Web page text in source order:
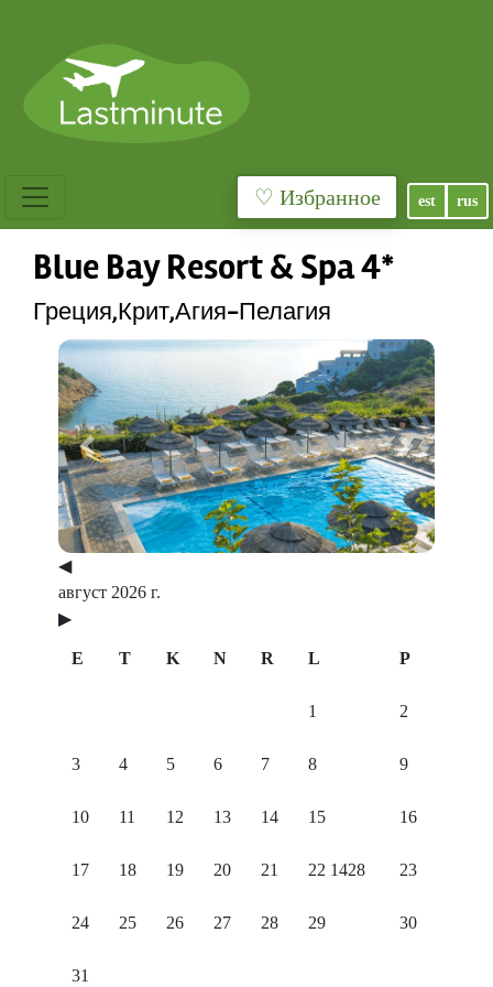
♡ Избранное est rus
Blue Bay Resort & Spa 4*
Греция,Крит,Агия-Пелагия
Previous Next
◀
август 2026 г.
▶
E T K N R L P
1 2
3 4 5 6 7 8 9
10 11 12 13 14 15 16
17 18 19 20 21 22 1428 23
24 25 26 27 28 29 30
31